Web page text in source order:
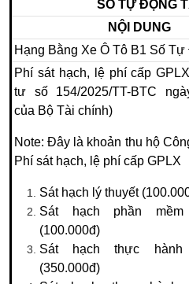
SỐ TỰ ĐỘNG
NỘI DUNG
Hạng Bằng Xe Ô Tô B1 Số
Phí sát hạch, lệ phí cấp
tư số 154/2025/TT-BTC
của Bộ Tài chính)
Note: Đây là khoản thu hộ
Phí sát hạch, lệ phí cấp GPLX
Sát hạch lý thuyết
Sát hạch phần
(100.000đ)
Sát hạch thực hành
(350.000đ)